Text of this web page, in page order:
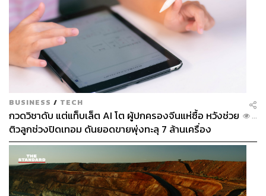
อีกหนึ่งตัวละครสำคัญที่ไม่กล่าวถึงไม่ได้คือ วิคเตอร์ ชาย
หนุ่มปริศนาที่รับบทโดย ฮิวโก้-จุลจักร จักรพงษ์ ผู้มาพร้อมกับ
บุคลิกเงียบขรึมและน่าเกรงขาม แต่จุดที่เราอยากชื่นชมทั้งตัว
นักแสดงและทีมสร้างมากๆ คือการเลือกใช้ตัวละครนี้ในการ
สร้างเสียงหัวเราะให้กับผู้ชม เพราะเอาจริงๆ การใส่มุกตลก
ให้กับตัวละครที่มองไกลๆ ก็รู้ว่าร้ายและอันตรายสุดๆ แบบนี้
อาจไปทำลายความน่าเกรงขามของเขาได้ง่ายๆ แต่ผู้กำกับก็
เลือกแทรกมุกตลกในจังหวะที่เหมาะสม ไม่เยอะเกินไป จน
ทำให้มุกตลกเหล่านี้ช่วยให้ผู้ชมคลายความตึงเครียดได้บ้าง
แต่ก็ยังไม่ทำลายคาแรกเตอร์ที่ปูไว้อย่างดีอีกด้วย
BUSINESS / TECH
กวดวิชาดับ แต่แท็บเล็ต AI โต ผู้ปกครองจีนแห่ซื้อ หวังช่วย
ติวลูกช่วงปิดเทอม ดันยอดขายพุ่งทะลุ 7 ล้านเครื่อง
...